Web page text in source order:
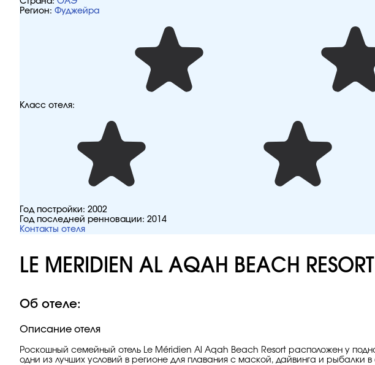
Регион: Фуджейра
Класс отеля:
Год постройки: 2002
Год последней ренновации: 2014
Контакты отеля
LE MERIDIEN AL AQAH BEACH
Об отеле:
Описание отеля
Роскошный семейный отель Le Méridien Al Aqah Beach Resort расположен у
одни из лучших условий в регионе для плавания с маской, дайвинга и